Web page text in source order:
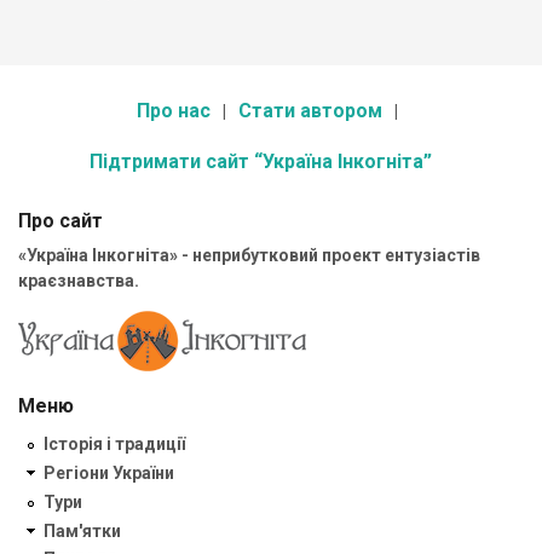
Про нас Стати автором
Підтримати сайт “Україна Інкогніта”
Про сайт
«Україна Інкогніта» - неприбутковий проект ентузіастів
краєзнавства.
Меню
Історія і традиції
Регіони України
Тури
Пам'ятки